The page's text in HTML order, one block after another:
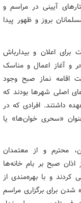
آیینی در مراسم و
بروز و ظهور پیدا
اعلان و بیدارباش
و آغاز اعمال و مناسک
اقامه نماز صبح وجود
اصلی شهرها بودند که
داشتند. افرادی که در
«سحری خوان‌ها» یا
محترم و از معتمدان
صبح بر بام خانه‌ها
و با بهره‌مندی از
برای برگزاری مراسم